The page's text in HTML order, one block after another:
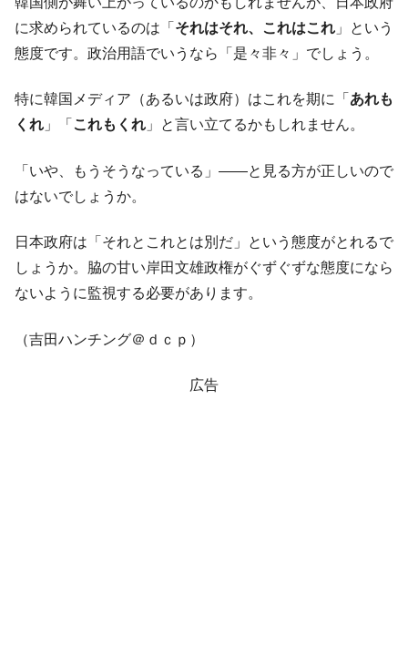
に求められているのは「 それはそれ、これはこれ 」という
態度です。政治用語でいうなら「是々非々」でしょう。
特に韓国メディア（あるいは政府）はこれを期に「 あれも
くれ 」「 これもくれ 」と言い立てるかもしれません。
「いや、もうそうなっている」――と見る方が正しいので
はないでしょうか。
日本政府は「それとこれとは別だ」という態度がとれるで
しょうか。脇の甘い岸田文雄政権がぐずぐずな態度になら
ないように監視する必要があります。
（吉田ハンチング＠ｄｃｐ）
広告